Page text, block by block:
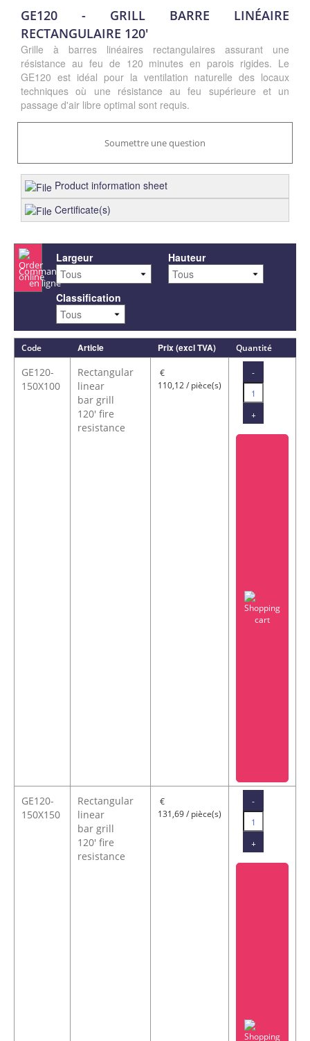
GE120 - GRILL BARRE LINÉAIRE
RECTANGULAIRE 120'
Grille à barres linéaires rectangulaires assurant une
résistance au feu de 120 minutes en parois rigides. Le
GE120 est idéal pour la ventilation naturelle des locaux
techniques où une résistance au feu supérieure et un
passage d'air libre optimal sont requis.
Soumettre une question
Product information sheet
Certificate(s)
Commander
en ligne
Largeur Hauteur
Classification
Code Article Prix (excl TVA) Quantité
GE120-
150X100
Rectangular
linear
bar grill
120' fire
resistance
110,12 / pièce(s)
GE120-
150X150
Rectangular
linear
bar grill
120' fire
resistance
131,69 / pièce(s)